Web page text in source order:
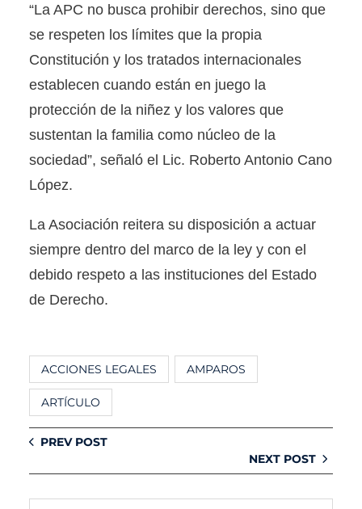
“La APC no busca prohibir derechos, sino que
se respeten los límites que la propia
Constitución y los tratados internacionales
establecen cuando están en juego la
protección de la niñez y los valores que
sustentan la familia como núcleo de la
sociedad”, señaló el Lic. Roberto Antonio Cano
López.
La Asociación reitera su disposición a actuar
siempre dentro del marco de la ley y con el
debido respeto a las instituciones del Estado
de Derecho.
ACCIONES LEGALES AMPAROS
ARTÍCULO
PREV POST
NEXT POST